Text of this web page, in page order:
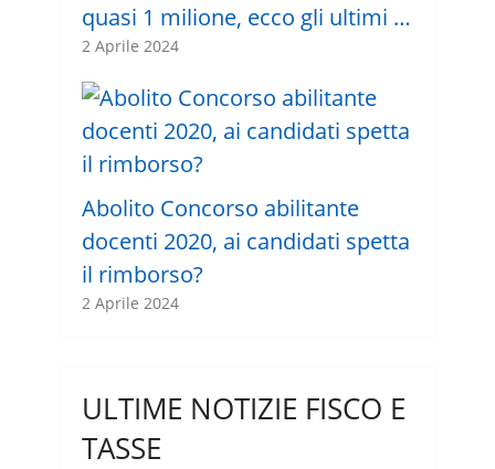
quasi 1 milione, ecco gli ultimi …
2 Aprile 2024
Abolito Concorso abilitante
docenti 2020, ai candidati spetta
il rimborso?
2 Aprile 2024
ULTIME NOTIZIE FISCO E
TASSE